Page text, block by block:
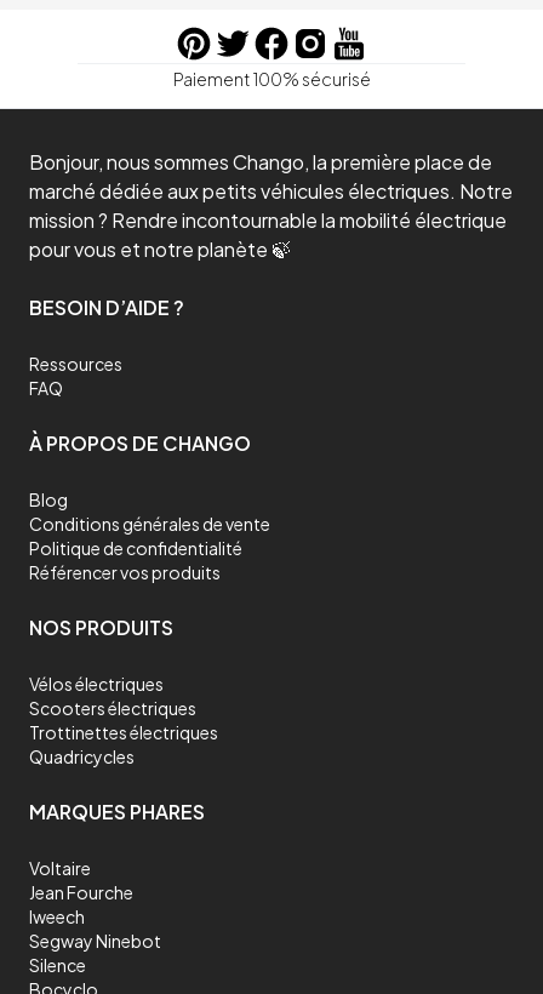
Paiement 100% sécurisé
Bonjour, nous sommes Chango, la première place de
marché dédiée aux petits véhicules électriques. Notre
mission ? Rendre incontournable la mobilité électrique
pour vous et notre planète 🍃
BESOIN D’AIDE ?
Ressources
FAQ
À PROPOS DE CHANGO
Blog
Conditions générales de vente
Politique de confidentialité
Référencer vos produits
NOS PRODUITS
Vélos électriques
Scooters électriques
Trottinettes électriques
Quadricycles
MARQUES PHARES
Voltaire
Jean Fourche
Iweech
Segway Ninebot
Silence
Bocyclo